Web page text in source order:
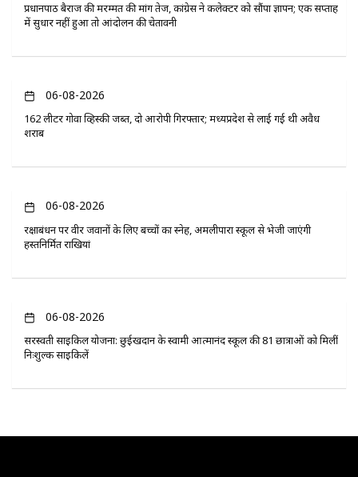
प्रधानपाठ बैराज की मरम्मत की मांग तेज, कांग्रेस ने कलेक्टर को सौंपा ज्ञापन; एक सप्ताह
में सुधार नहीं हुआ तो आंदोलन की चेतावनी
06-08-2026
162 लीटर गोवा व्हिस्की जब्त, दो आरोपी गिरफ्तार; मध्यप्रदेश से लाई गई थी अवैध
शराब
06-08-2026
रक्षाबंधन पर वीर जवानों के लिए बच्चों का स्नेह, अमलीपारा स्कूल से भेजी जाएंगी
हस्तनिर्मित राखियां
06-08-2026
सरस्वती साइकिल योजना: छुईखदान के स्वामी आत्मानंद स्कूल की 81 छात्राओं को मिलीं
निःशुल्क साइकिलें